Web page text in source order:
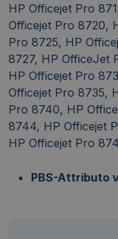
HP Officejet Pro
Officejet Pro 8720,
Pro 8725, HP
8727, HP OfficeJet
HP Officejet Pro
Officejet Pro 8735,
Pro 8740, HP
8744, HP Officejet
HP Officejet Pro
PBS-Attributo